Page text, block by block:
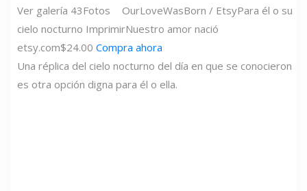
Ver galería 43Fotos OurLoveWasBorn / EtsyPara él o su
cielo nocturno ImprimirNuestro amor nació
etsy.com$24.00 Compra ahora
Una réplica del cielo nocturno del día en que se conocieron
es otra opción digna para él o ella.